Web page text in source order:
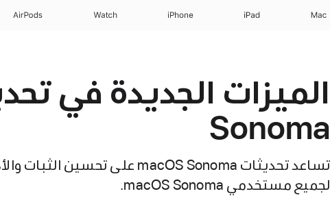
Mac
iPad‏
iPhone
Watch
AirPods
Sonoma
لجميع مستخدمي macOS Sonoma.